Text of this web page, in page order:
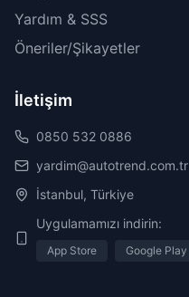
Yardım & SSS
Öneriler/Şikayetler
İletişim
0850 532 0886
yardim@autotrend.com.tr
İstanbul, Türkiye
Uygulamamızı indirin:
App Store Google Play